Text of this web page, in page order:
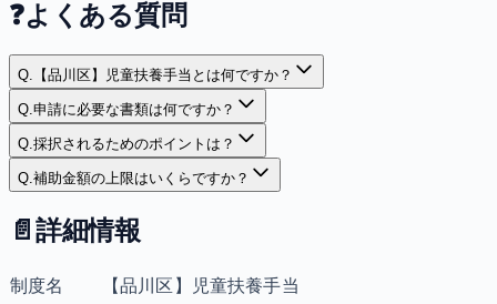
❓よくある質問
Q. 【品川区】児童扶養手当とは何ですか？
Q.申請に必要な書類は何ですか？
Q.採択されるためのポイントは？
Q.補助金額の上限はいくらですか？
📄 詳細情報
制度名
【品川区】児童扶養手当